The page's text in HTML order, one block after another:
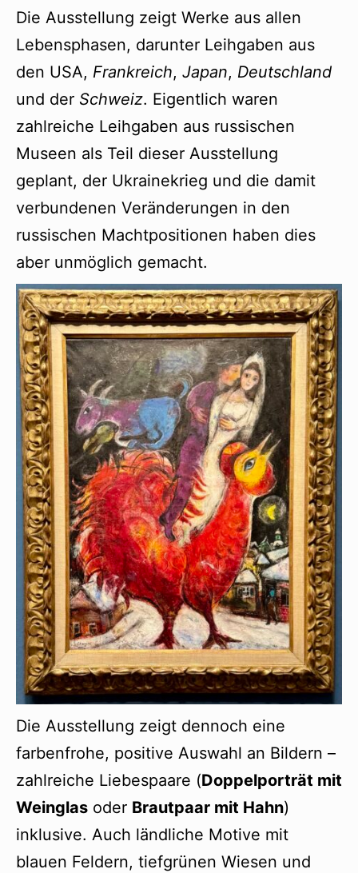
Die Ausstellung zeigt Werke aus allen
Lebensphasen, darunter Leihgaben aus
den USA, Frankreich, Japan, Deutschland
und der Schweiz. Eigentlich waren
zahlreiche Leihgaben aus russischen
Museen als Teil dieser Ausstellung
geplant, der Ukrainekrieg und die damit
verbundenen Veränderungen in den
russischen Machtpositionen haben dies
aber unmöglich gemacht.
Die Ausstellung zeigt dennoch eine
farbenfrohe, positive Auswahl an Bildern –
zahlreiche Liebespaare (Doppelporträt mit
Weinglas oder Brautpaar mit Hahn)
inklusive. Auch ländliche Motive mit
blauen Feldern, tiefgrünen Wiesen und